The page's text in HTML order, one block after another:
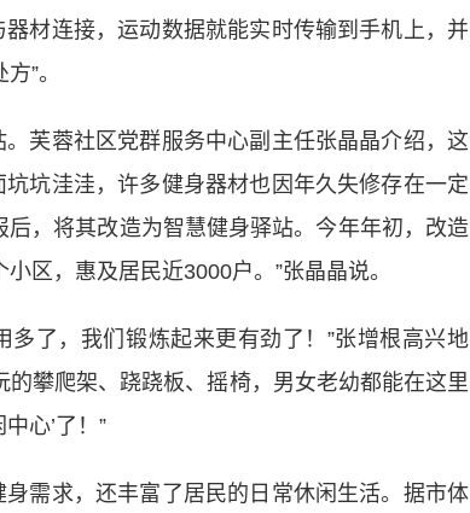
材连接，运动数据就能实时传输到手机上，并
”。
蓉社区党群服务中心副主任张晶晶介绍，这
坑洼洼，许多健身器材也因年久失修存在一定
，将其改造为智慧健身驿站。今年年初，改造
区，惠及居民近3000户。”张晶晶说。
了，我们锻炼起来更有劲了！”张增根高兴地
攀爬架、跷跷板、摇椅，男女老幼都能在这里
心’了！”
求，还丰富了居民的日常休闲生活。据市体